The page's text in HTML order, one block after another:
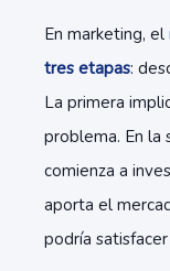
En marketing, el
tres etapas:
La primera
problema. En la
comienza a
aporta el
podría